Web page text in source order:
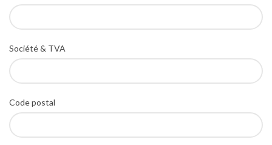
Société & TVA
Code postal